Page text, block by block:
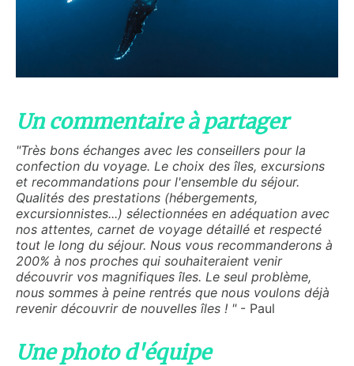
Un commentaire à partager
"Très bons échanges avec les conseillers pour la
confection du voyage. Le choix des îles, excursions
et recommandations pour l'ensemble du séjour.
Qualités des prestations (hébergements,
excursionnistes...) sélectionnées en adéquation avec
nos attentes, carnet de voyage détaillé et respecté
tout le long du séjour. Nous vous recommanderons à
200% à nos proches qui souhaiteraient venir
découvrir vos magnifiques îles. Le seul problème,
nous sommes à peine rentrés que nous voulons déjà
revenir découvrir de nouvelles îles ! " - Paul
Une photo d'équipe